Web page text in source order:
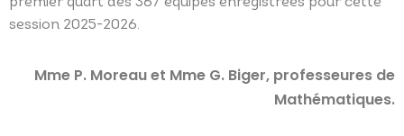
session 2025-2026.
Mme P. Moreau et Mme G. Biger, professeures de
Mathématiques.